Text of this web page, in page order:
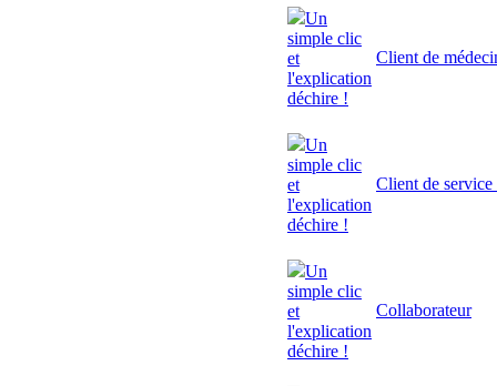
Un
simple clic
et
l'explication
déchire !
Client de
Un
simple clic
et
l'explication
déchire !
Client de
Un
simple clic
et
l'explication
déchire !
Collaborateur